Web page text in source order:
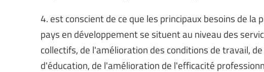
4. est conscient de ce que les principaux besoins de
pays en développement se situent au niveau des
collectifs, de l'amélioration des conditions de travail,
d'éducation, de l'amélioration de l'efficacité